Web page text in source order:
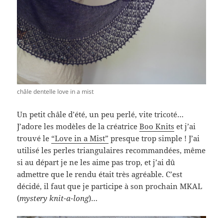
châle dentelle love in a mist
Un petit châle d’été, un peu perlé, vite tricoté…
J’adore les modèles de la créatriceBoo Knits et j’ai
trouvé le “Love in a Mist” presque trop simple ! J’ai
utilisé les perles triangulaires recommandées, même
si au départ je ne les aime pas trop, et j’ai dû
admettre que le rendu était très agréable. C’est
décidé, il faut que je participe à son prochain MKAL
(mystery knit-a-long)…